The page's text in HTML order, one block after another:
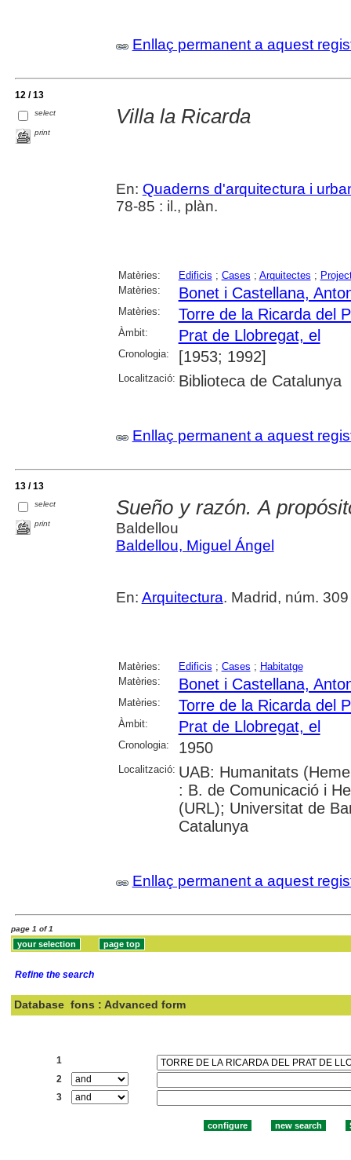
Enllaç permanent a aquest
12 / 13
select
print
Villa la Ricarda
En: Quaderns d'arquitectura i
78-85 : il., plàn.
Matèries: Edificis ; Cases ; Arquitectes ;
Matèries:
Bonet i Castellana,
Matèries: Torre de la Ricarda del
Àmbit: Prat de Llobregat, el
Cronologia: [1953; 1992]
Localització: Biblioteca de Catalunya
Enllaç permanent a aquest
13 / 13
select
print
Sueño y razón. A
Baldellou
Baldellou, Miguel Ángel
En: Arquitectura. Madrid, núm.
Matèries: Edificis ; Cases ; Habitatge
Matèries:
Bonet i Castellana,
Matèries: Torre de la Ricarda del
Àmbit: Prat de Llobregat, el
Cronologia: 1950
Localització: UAB: Humanitats
: B. de Comunicació i
(URL); Universitat de
Catalunya
Enllaç permanent a aquest
page 1 of 1
Refine the search
Database fons : Advanced form
1
2
3